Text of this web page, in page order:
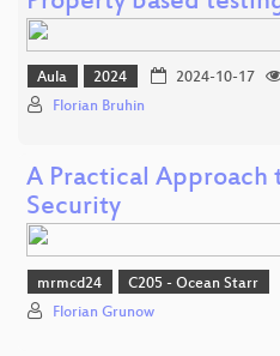
Aula 2024 2024-10-17
Florian Bruhin
A Practical Approach
Security
mrmcd24 C205 - Ocean Starr
Florian Grunow